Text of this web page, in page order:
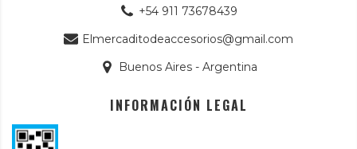
+54 911 73678439
Elmercaditodeaccesorios@gmail.com
Buenos Aires - Argentina
INFORMACIÓN LEGAL